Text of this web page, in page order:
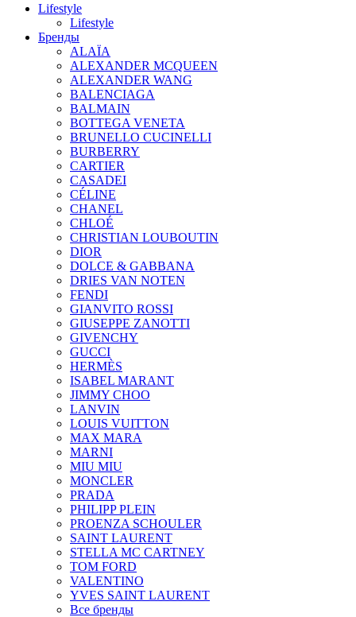
Lifestyle
Lifestyle
Бренды
ALAÏA
ALEXANDER MCQUEEN
ALEXANDER WANG
BALENCIAGA
BALMAIN
BOTTEGA VENETA
BRUNELLO CUCINELLI
BURBERRY
CARTIER
CASADEI
CÉLINE
CHANEL
CHLOÉ
CHRISTIAN LOUBOUTIN
DIOR
DOLCE & GABBANA
DRIES VAN NOTEN
FENDI
GIANVITO ROSSI
GIUSEPPE ZANOTTI
GIVENCHY
GUCCI
HERMÈS
ISABEL MARANT
JIMMY CHOO
LANVIN
LOUIS VUITTON
MAX MARA
MARNI
MIU MIU
MONCLER
PRADA
PHILIPP PLEIN
PROENZA SCHOULER
SAINT LAURENT
STELLA MC CARTNEY
TOM FORD
VALENTINO
YVES SAINT LAURENT
Все бренды